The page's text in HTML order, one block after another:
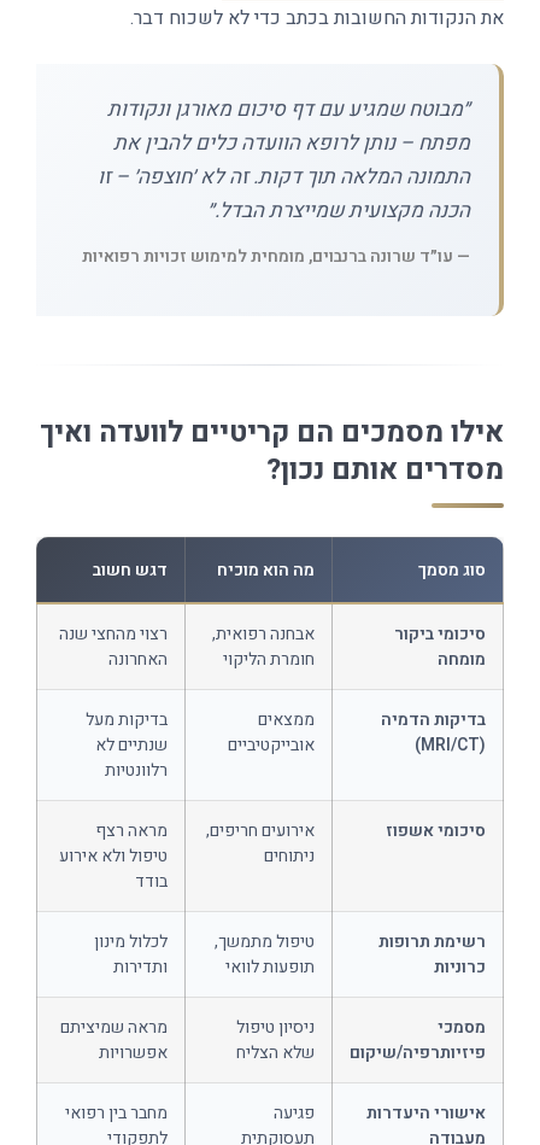
את הנקודות החשובות בכתב כדי לא לשכוח דבר.
״מבוטח שמגיע עם דף סיכום מאורגן ונקודות
מפתח – נותן לרופא הוועדה כלים להבין את
התמונה המלאה תוך דקות. זה לא ׳חוצפה׳ – זו
הכנה מקצועית שמייצרת הבדל.״
— עו״ד שרונה ברנבוים, מומחית למימוש זכויות רפואיות
אילו מסמכים הם קריטיים לוועדה ואיך
מסדרים אותם נכון?
סוג מסמך מה הוא מוכיח דגש חשוב
סיכומי ביקור
מומחה
אבחנה רפואית,
חומרת הליקוי
רצוי מהחצי שנה
האחרונה
בדיקות הדמיה
(MRI/CT)
ממצאים
אובייקטיביים
בדיקות מעל
שנתיים לא
רלוונטיות
סיכומי אשפוז
אירועים חריפים,
ניתוחים
מראה רצף
טיפול ולא אירוע
בודד
רשימת תרופות
כרוניות
טיפול מתמשך,
תופעות לוואי
לכלול מינון
ותדירות
מסמכי
פיזיותרפיה/שיקום
ניסיון טיפול
שלא הצליח
מראה שמיציתם
אפשרויות
אישורי היעדרות
מעבודה
פגיעה
תעסוקתית
מחבר בין רפואי
לתפקודי